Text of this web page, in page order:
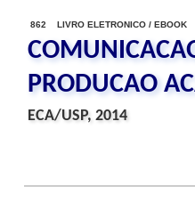
862 LIVRO ELETRONICO / EBOOK
PRODUCAO
ECA/USP, 2014